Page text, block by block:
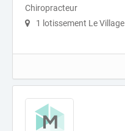
Chiropracteur
1 lotissement Le